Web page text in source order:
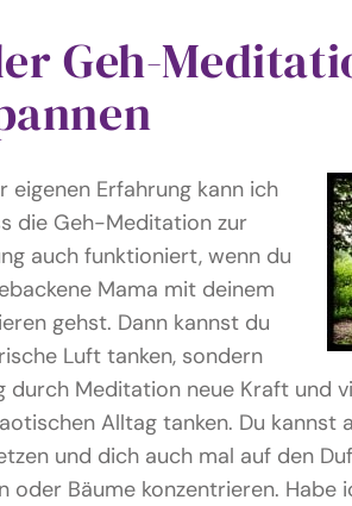
Geh-
eigenen Erfahrung kann ich
die Geh-Meditation zur
auch funktioniert, wenn du
Mama mit deinem
gehst. Dann kannst du
Luft tanken, sondern
durch Meditation neue Kraft und
Alltag tanken. Du kannst
und dich auch mal auf den
oder Bäume konzentrieren. Habe